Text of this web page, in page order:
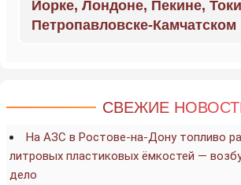
Йорке, Лондоне, Пекине,
Петропавловске-Камчатском
СВЕЖИЕ
На АЗС в Ростове-на-Дону топливо
литровых пластиковых ёмкостей —
дело